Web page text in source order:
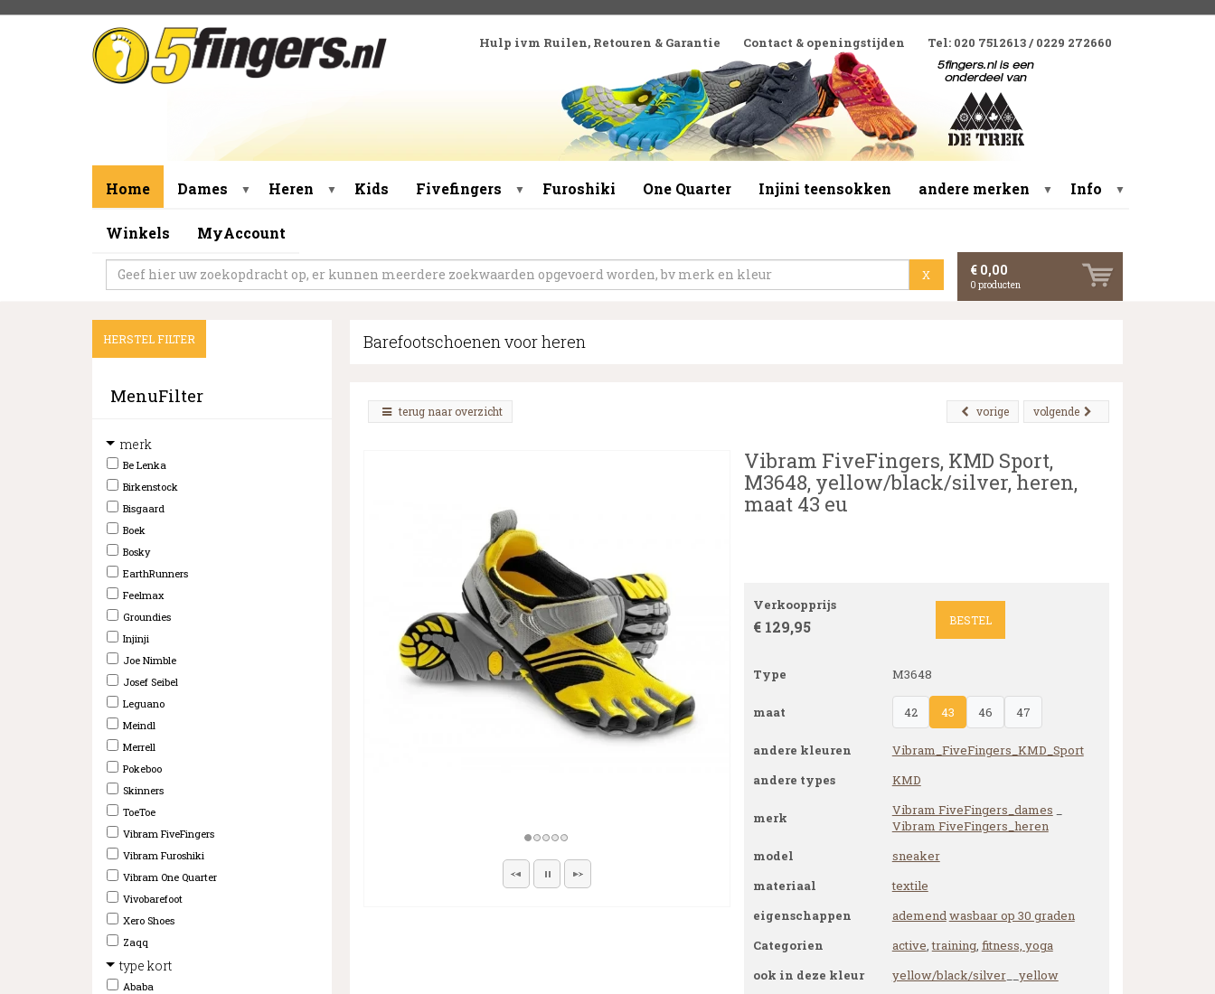
Hulp ivm Ruilen, Retouren & Garantie Contact & openingstijden Tel: 020 7512613 / 0229 272660
Home Dames ▼ Heren ▼ Kids Fivefingers ▼ Furoshiki One Quarter Injini teensokken andere merken ▼ Info ▼
Winkels MyAccount
X € 0,00
0 producten
HERSTEL FILTER
MenuFilter
merk
Be Lenka
Birkenstock
Bisgaard
Boek
Bosky
EarthRunners
Feelmax
Groundies
Injinji
Joe Nimble
Josef Seibel
Leguano
Meindl
Merrell
Pokeboo
Skinners
ToeToe
Vibram FiveFingers
Vibram Furoshiki
Vibram One Quarter
Vivobarefoot
Xero Shoes
Zaqq
type kort
Ababa
Barefootschoenen voor heren
terug naar overzicht volgende
vorige
Vibram FiveFingers, KMD Sport,
M3648, yellow/black/silver, heren,
maat 43 eu
Verkoopprijs
€ 129,95 BESTEL
Type M3648
maat 42 43 46 47
andere kleuren
Vibram_FiveFingers_KMD_Sport
andere types
KMD
merk Vibram FiveFingers_dames
Vibram FiveFingers_heren
model
sneaker
materiaal
textile
eigenschappen
ademendwasbaar op 30 graden
Categorien
active,training, fitness, yoga
ook in deze kleur
yellow/black/silver__ yellow